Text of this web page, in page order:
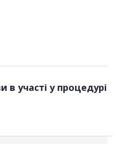
в участі у процедурі